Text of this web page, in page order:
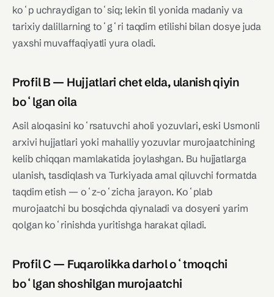
koʻp uchraydigan toʻsiq; lekin til yonida madaniy va
tarixiy dalillarning toʻgʻri taqdim etilishi bilan dosye juda
yaxshi muvaffaqiyatli yura oladi.
Profil B — Hujjatlari chet elda, ulanish qiyin
boʻlgan oila
Asil aloqasini koʻrsatuvchi aholi yozuvlari, eski Usmonli
arxivi hujjatlari yoki mahalliy yozuvlar murojaatchining
kelib chiqqan mamlakatida joylashgan. Bu hujjatlarga
ulanish, tasdiqlash va Turkiyada amal qiluvchi formatda
taqdim etish — oʻz-oʻzicha jarayon. Koʻplab
murojaatchi bu bosqichda qiynaladi va dosyeni yarim
qolgan koʻrinishda yuritishga harakat qiladi.
Profil C — Fuqarolikka darhol oʻtmoqchi
boʻlgan shoshilgan murojaatchi